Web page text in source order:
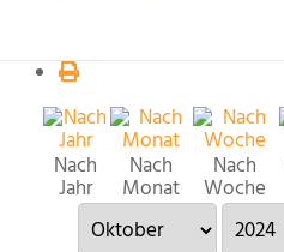
Nach
Jahr
Nach
Monat
Nach
Woche